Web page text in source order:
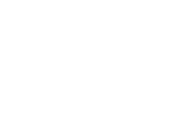
Formation SEO &